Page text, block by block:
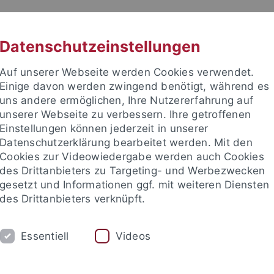
STUDIENKOLLEG
Datenschutzeinstellungen
Auf unserer Webseite werden Cookies verwendet.
Einige davon werden zwingend benötigt, während es
uns andere ermöglichen, Ihre Nutzererfahrung auf
unserer Webseite zu verbessern. Ihre getroffenen
Einstellungen können jederzeit in unserer
Datenschutzerklärung bearbeitet werden. Mit den
Cookies zur Videowiedergabe werden auch Cookies
des Drittanbieters zu Targeting- und Werbezwecken
gesetzt und Informationen ggf. mit weiteren Diensten
des Drittanbieters verknüpft.
Essentiell Videos